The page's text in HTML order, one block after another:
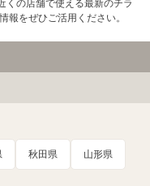
くの店舗で使える最新のチラ
報をぜひご活用ください。
秋田県 山形県